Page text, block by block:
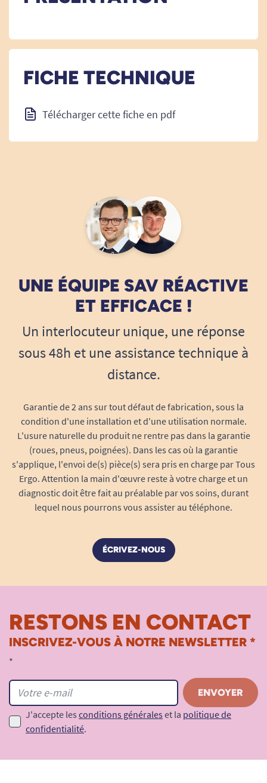
FICHE TECHNIQUE
Télécharger cette fiche en pdf
UNE ÉQUIPE SAV RÉACTIVE
ET EFFICACE !
Un interlocuteur unique, une réponse
sous 48h et une assistance technique à
distance.
Garantie de 2 ans sur tout défaut de fabrication, sous la
condition d'une installation et d'une utilisation normale.
L'usure naturelle du produit ne rentre pas dans la garantie
(roues, pneus, poignées). Dans les cas où la garantie
s'applique, l'envoi de(s) pièce(s) sera pris en charge par Tous
Ergo. Attention la main d'œuvre reste à votre charge et un
diagnostic doit être fait au préalable par vos soins, durant
lequel nous pourrons vous assister au téléphone.
ÉCRIVEZ-NOUS
RESTONS EN CONTACT
INSCRIVEZ-VOUS À NOTRE NEWSLETTER *
*
J'accepte les conditions générales et la politique de
confidentialité.